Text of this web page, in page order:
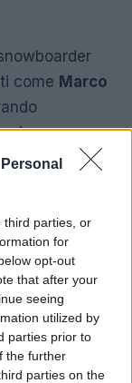
third parties, or
for
opt-out
that after your
seeing
utilized by
parties prior to
the further
parties on the
come Marco
giovani a
crescita del
in termini di
emozioni e